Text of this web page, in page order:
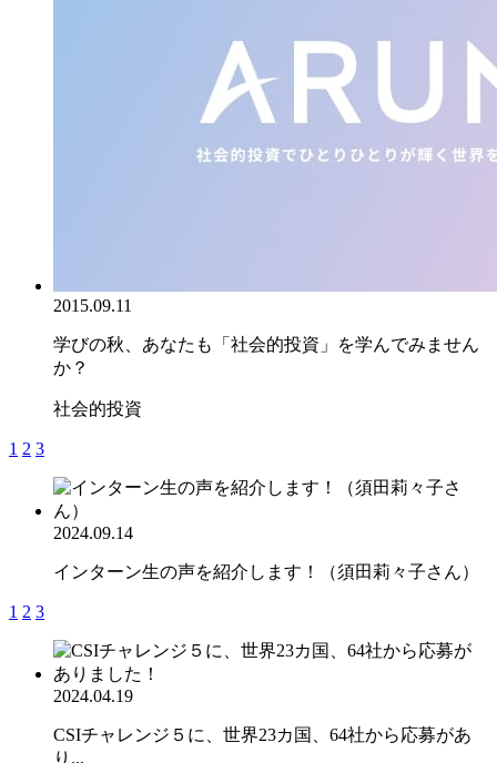
2015.09.11
学びの秋、あなたも「社会的投資」を学んでみません
か？
社会的投資
1 2 3
2024.09.14
インターン生の声を紹介します！（須田莉々子さん）
1 2 3
2024.04.19
CSIチャレンジ５に、世界23カ国、64社から応募があ
り...